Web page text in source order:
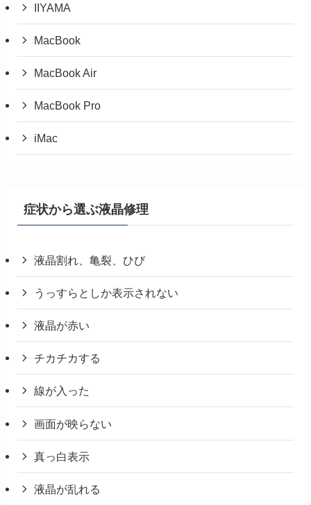
IIYAMA
MacBook
MacBook Air
MacBook Pro
iMac
症状から選ぶ液晶修理
液晶割れ、亀裂、ひび
うっすらとしか表示されない
液晶が赤い
チカチカする
線が入った
画面が映らない
真っ白表示
液晶が乱れる